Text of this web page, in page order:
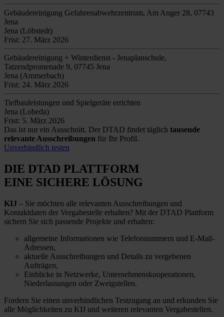
Gebäudereinigung Gefahrenabwehrzentrum, Am Anger 28, 07743
Jena
Jena (Löbstedt)
Frist: 27. März 2026
Gebäudereinigung + Winterdienst - Jenaplanschule,
Tatzendpromenade 9, 07745 Jena
Jena (Ammerbach)
Frist: 24. März 2026
Tiefbauleistungen und Spielgeräte errichten
Jena (Lobeda)
Frist: 5. März 2026
Das ist nur ein Ausschnitt. Der DTAD findet täglich tausende
relevante Ausschreibungen für Ihr Profil.
Unverbindlich testen
DIE DTAD PLATTFORM
EINE SICHERE LÖSUNG
KIJ – Sie möchten alle relevanten Ausschreibungen und
Kontaktdaten der Vergabestelle erhalten? Mit der DTAD Plattform
sichern Sie sich passende Projekte und erhalten:
allgemeine Informationen wie Telefonnummern und E-Mail-
Adressen,
aktuelle Ausschreibungen und Details zu vergebenen
Aufträgen,
Einblicke in Netzwerke, Unternehmenskooperationen,
Niederlassungen oder Zweigstellen.
Fordern Sie einen unverbindlichen Testzugang an und erkunden Sie
alle Möglichkeiten zu KIJ und weiteren relevanten Vergabestellen.